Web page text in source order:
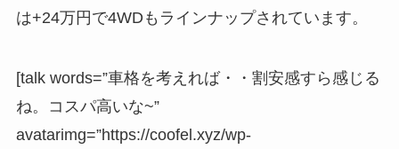
は+24万円で4WDもラインナップされています。
[talk words=”車格を考えれば・・割安感すら感じる
ね。コスパ高いな~”
avatarimg=”https://coofel.xyz/wp-